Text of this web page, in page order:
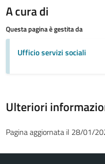
A cura di
Questa pagina è gestita da
Ufficio servizi sociali
Ulteriori
Pagina aggiornata il 28/01/